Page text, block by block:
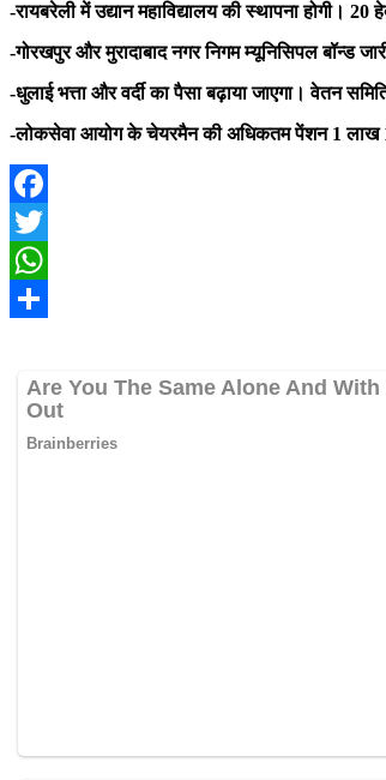
-रायबरेली में उद्यान महाविद्यालय की स्थापना होगी।
-गोरखपुर और मुरादाबाद नगर निगम म्यूनिसिपल बॉन्ड
-धुलाई भत्ता और वर्दी का पैसा बढ़ाया जाएगा। वेतन
-लोकसेवा आयोग के चेयरमैन की अधिकतम पेंशन 1 लाख
Facebook
Twitter
WhatsApp